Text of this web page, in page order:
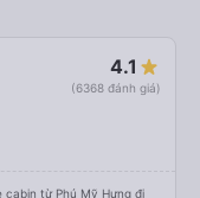
4.1
(6368 đánh giá)
cabin từ Phú Mỹ Hưng đi